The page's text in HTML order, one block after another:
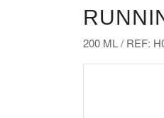
200 ML / REF: